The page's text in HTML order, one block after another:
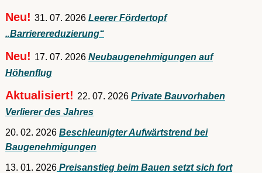
Neu! 31. 07. 2026 Leerer Fördertopf
„Barrierereduzierung“
Neu! 17. 07. 2026 Neubaugenehmigungen auf
Höhenflug
Aktualisiert! 22. 07. 2026 Private Bauvorhaben
Verlierer des Jahres
20. 02. 2026 Beschleunigter Aufwärtstrend bei
Baugenehmigungen
13. 01. 2026 Preisanstieg beim Bauen setzt sich fort